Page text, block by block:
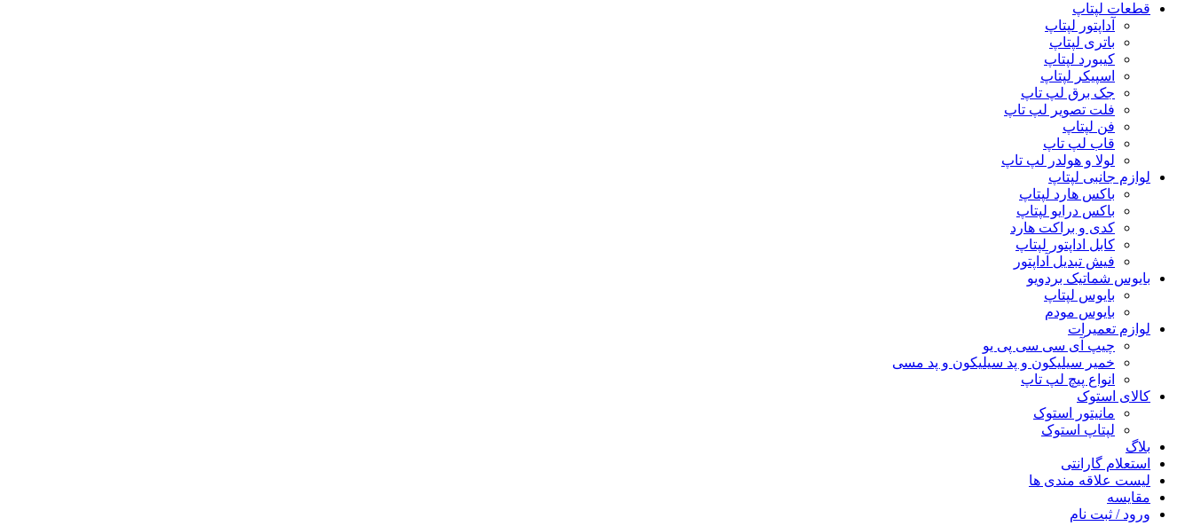
قطعات لپتاپ
آداپتور لپتاپ
باتری لپتاپ
کیبورد لپتاپ
اسپیکر لپتاپ
جک برق لپ تاپ
فلت تصویر لپ تاپ
فن لپتاپ
قاب لپ تاپ
لولا و هولدر لپ تاپ
لوازم جانبی لپتاپ
باکس هارد لپتاپ
باکس درایو لپتاپ
کدی و براکت هارد
کابل اداپتور لپتاپ
فیش تبدیل آداپتور
بایوس شماتیک بردویو
بایوس لپتاپ
بایوس مودم
لوازم تعمیرات
چیپ آی سی سی پی یو
خمیر سیلیکون و پد سیلیکون و پد مسی
انواع پیچ لپ تاپ
کالای استوک
مانیتور استوک
لپتاپ استوک
بلاگ
استعلام گارانتی
لیست علاقه مندی ها
مقایسه
ورود / ثبت نام